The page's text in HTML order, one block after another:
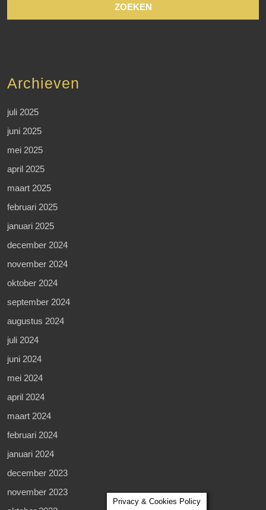
Archieven
juli 2025
juni 2025
mei 2025
april 2025
maart 2025
februari 2025
januari 2025
december 2024
november 2024
oktober 2024
september 2024
augustus 2024
juli 2024
juni 2024
mei 2024
april 2024
maart 2024
februari 2024
januari 2024
december 2023
november 2023
Privacy & Cookies Policy